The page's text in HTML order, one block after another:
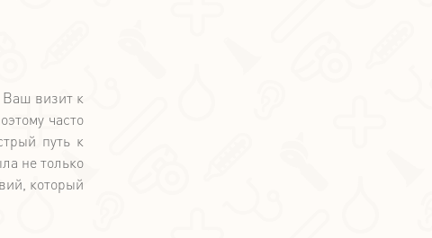
Ваш визит к
часто
путь к
не только
который